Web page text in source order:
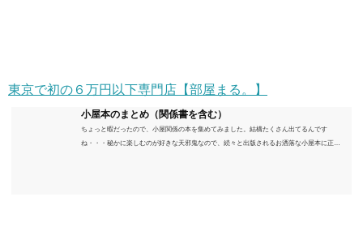
東京で初の６万円以下専門店【部屋まる。】
小屋本のまとめ（関係書を含む）
ちょっと暇だったので、小屋関係の本を集めてみました。結構たくさん出てるんです
ね・・・秘かに楽しむのが好きな天邪鬼なので、続々と出版されるお洒落な小屋本に正直